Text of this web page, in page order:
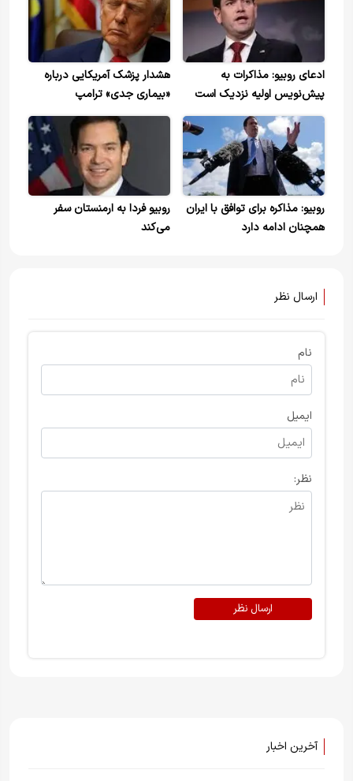
ادعای روبیو: مذاکرات به
پیش‌نویس اولیه نزدیک است
هشدار پزشک آمریکایی درباره
«بیماری جدی» ترامپ
روبیو: مذاکره برای توافق با ایران
همچنان ادامه دارد
روبیو فردا به ارمنستان سفر
می‌کند
ارسال نظر
نام
ایمیل
نظر:
ارسال نظر
آخرین اخبار